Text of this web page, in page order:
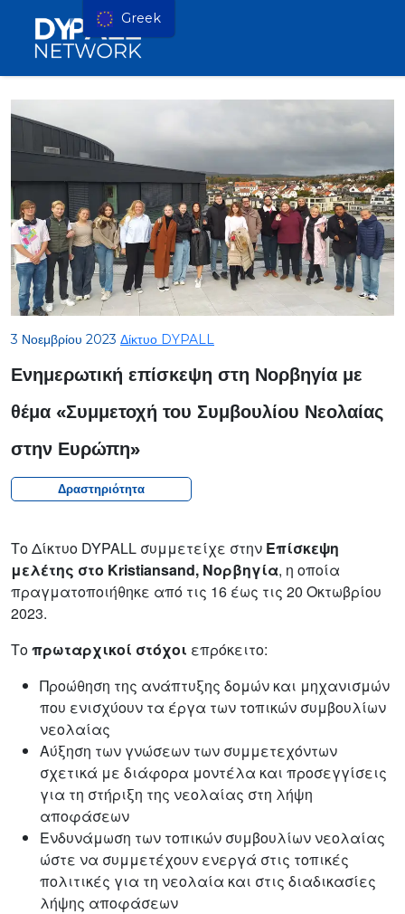
3 Νοεμβρίου 2023 Δίκτυο DYPALL
Ενημερωτική επίσκεψη στη Νορβηγία με
θέμα «Συμμετοχή του Συμβουλίου Νεολαίας
στην Ευρώπη»
Δραστηριότητα
Το Δίκτυο DYPALL συμμετείχε στην Επίσκεψη
μελέτης στο Kristiansand, Νορβηγία, η οποία
πραγματοποιήθηκε από τις 16 έως τις 20 Οκτωβρίου
2023.
Τοπρωταρχικοί στόχοι επρόκειτο:
Προώθηση της ανάπτυξης δομών και μηχανισμών
που ενισχύουν τα έργα των τοπικών συμβουλίων
νεολαίας
Αύξηση των γνώσεων των συμμετεχόντων
σχετικά με διάφορα μοντέλα και προσεγγίσεις
για τη στήριξη της νεολαίας στη λήψη
αποφάσεων
Ενδυνάμωση των τοπικών συμβουλίων νεολαίας
ώστε να συμμετέχουν ενεργά στις τοπικές
πολιτικές για τη νεολαία και στις διαδικασίες
λήψης αποφάσεων
Greek